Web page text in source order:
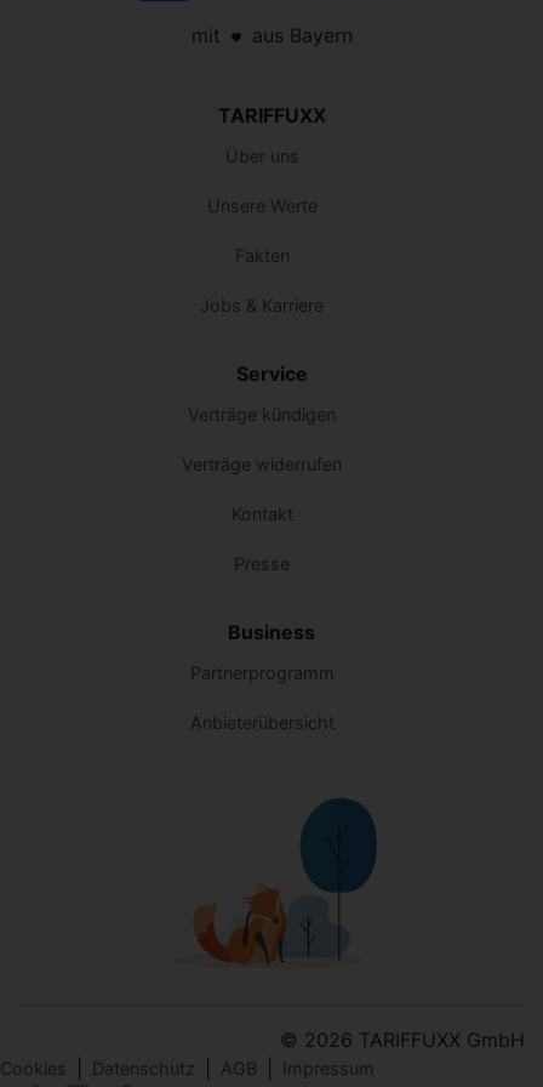
mit aus Bayern
TARIFFUXX
Über uns
Unsere Werte
Fakten
Jobs & Karriere
Service
Verträge kündigen
Verträge widerrufen
Kontakt
Presse
Business
Partnerprogramm
Anbieterübersicht
© 2026 TARIFFUXX GmbH
Cookies Datenschutz AGB Impressum